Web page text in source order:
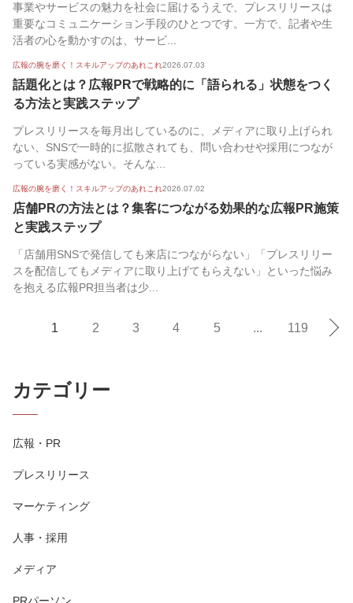
事業やサービスの魅力を社会に届けるうえで、プレスリリースは
重要なコミュニケーション手段のひとつです。一方で、記者や生
活者の心を動かすのは、サービ...
広報の腕を磨く！スキルアップのあれこれ2026.07.03
話題化とは？広報PRで戦略的に「語られる」状態をつく
る方法と実践ステップ
プレスリリースを毎月出しているのに、メディアに取り上げられ
ない、SNSで一時的に拡散されても、問い合わせや採用につなが
っている実感がない。そんな...
広報の腕を磨く！スキルアップのあれこれ2026.07.02
店舗PRの方法とは？集客につながる効果的な広報PR施策
と実践ステップ
「店舗用SNSで発信しても来店につながらない」「プレスリリー
スを配信してもメディアに取り上げてもらえない」といった悩み
を抱える広報PR担当者は少...
1 2 3 4 5 ... 119
カテゴリー
広報・PR
プレスリリース
マーケティング
人事・採用
メディア